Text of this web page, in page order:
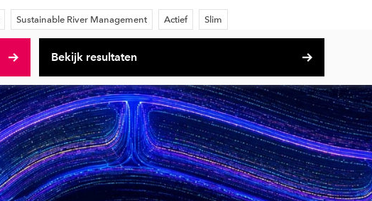
Sustainable River Management Actief Slim
Bekijk resultaten